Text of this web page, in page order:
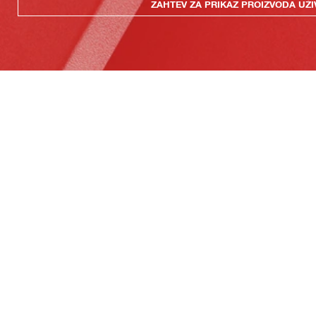
ZAHTEV ZA PRIKAZ PROIZVODA